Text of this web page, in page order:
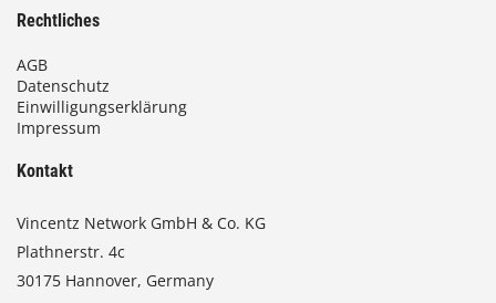
Rechtliches
AGB
Datenschutz
Einwilligungserklärung
Impressum
Kontakt
Vincentz Network GmbH & Co. KG
Plathnerstr. 4c
30175 Hannover, Germany